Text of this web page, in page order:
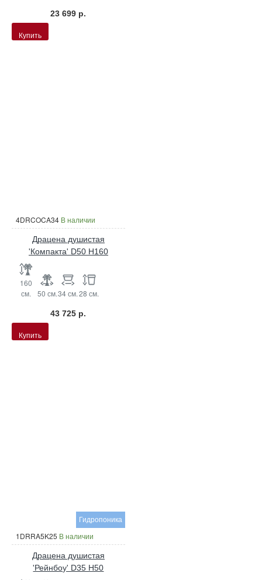
23 699 р.
Купить
4DRCOCA34 В наличии
Драцена душистая
'Компакта' D50 H160
160
см.
50 см.34 см.28 см.
43 725 р.
Купить
Гидропоника
1DRRA5K25 В наличии
Драцена душистая
'Рейнбоу' D35 H50